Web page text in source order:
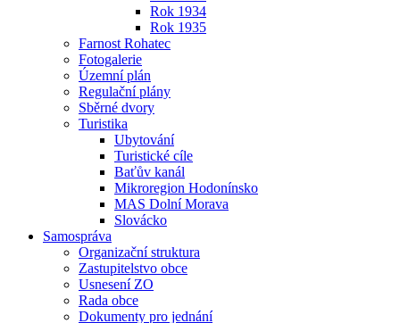
Rok 1934
Rok 1935
Farnost Rohatec
Fotogalerie
Územní plán
Regulační plány
Sběrné dvory
Turistika
Ubytování
Turistické cíle
Baťův kanál
Mikroregion Hodonínsko
MAS Dolní Morava
Slovácko
Samospráva
Organizační struktura
Zastupitelstvo obce
Usnesení ZO
Rada obce
Dokumenty pro jednání